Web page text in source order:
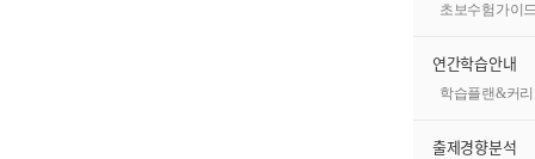
초보수험가이
연간학습안내
학습플랜&커
출제경향분석